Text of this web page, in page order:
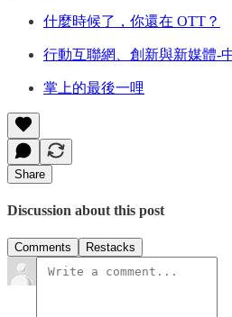
什麼時候了，你還在 OTT？
行動互聯網、創新與新媒體-
掌上的最後一哩
Share
Discussion about this post
Comments Restacks